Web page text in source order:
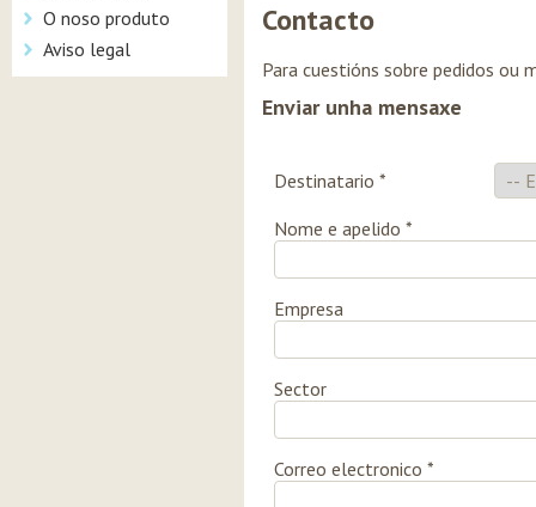
O noso produto
Aviso legal
Contacto
Para cuestións sobre pedidos ou
Enviar unha mensaxe
Destinatario *
Nome e apelido *
Empresa
Sector
Correo electronico *